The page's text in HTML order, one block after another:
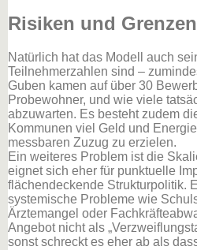
Risiken und Grenzen
Natürlich hat das Modell auch
Teilnehmerzahlen sind –
Guben kamen auf über 30
Probewohner, und wie viele
abzuwarten. Es besteht zudem
Kommunen viel Geld und
messbaren Zuzug zu erzielen.
Ein weiteres Problem ist die
eignet sich eher für punktuelle
flächendeckende Strukturpolitik.
systemische Probleme wie
Ärztemangel oder
Angebot nicht als
sonst schreckt es eher ab als